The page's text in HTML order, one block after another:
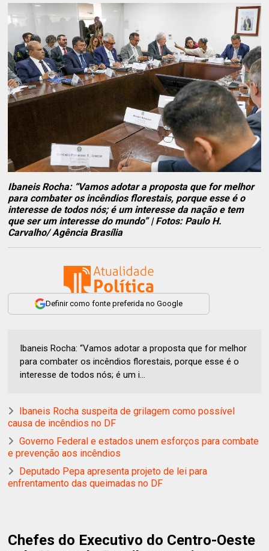
Ibaneis Rocha: “Vamos adotar a proposta que for melhor
para combater os incêndios florestais, porque esse é o
interesse de todos nós; é um interesse da nação e tem
que ser um interesse do mundo” | Fotos: Paulo H.
Carvalho/ Agência Brasília
Definir como fonte preferida no Google
Ibaneis Rocha: “Vamos adotar a proposta que for melhor
para combater os incêndios florestais, porque esse é o
interesse de todos nós; é um i...
Ibaneis Rocha suspeita de grilagem como possível
causa de incêndios no DF
Governo Federal e estados unem esforços para combate
e prevenção aos incêndios
Deputado Pepa apresenta projeto de lei para
enfrentamento das queimadas no DF
Chefes do Executivo do Centro-Oeste